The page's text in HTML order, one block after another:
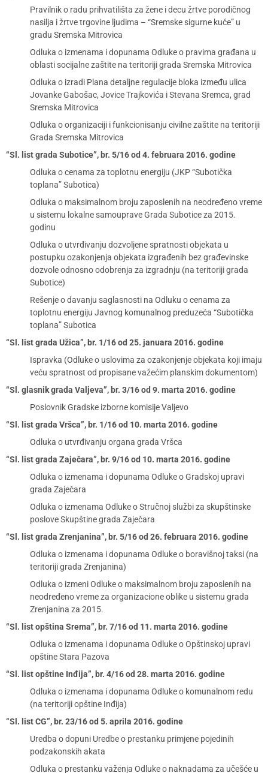
Pravilnik o radu prihvatilišta za žene i decu žrtve porodičnog
nasilja i žrtve trgovine ljudima – “Sremske sigurne kuće” u
gradu Sremska Mitrovica
Odluka o izmenama i dopunama Odluke o pravima građana u
oblasti socijalne zaštite na teritoriji grada Sremska Mitrovica
Odluka o izradi Plana detaljne regulacije bloka između ulica
Jovanke Gabošac, Jovice Trajkovića i Stevana Sremca, grad
Sremska Mitrovica
Odluka o organizaciji i funkcionisanju civilne zaštite na teritoriji
Grada Sremska Mitrovica
“Sl. list grada Subotice”, br. 5/16 od 4. februara 2016. godine
Odluka o cenama za toplotnu energiju (JKP “Subotička
toplana” Subotica)
Odluka o maksimalnom broju zaposlenih na neodređeno vreme
u sistemu lokalne samouprave Grada Subotice za 2015.
godinu
Odluka o utvrđivanju dozvoljene spratnosti objekata u
postupku ozakonjenja objekata izgrađenih bez građevinske
dozvole odnosno odobrenja za izgradnju (na teritoriji grada
Subotice)
Rešenje o davanju saglasnosti na Odluku o cenama za
toplotnu energiju Javnog komunalnog preduzeća “Subotička
toplana” Subotica
“Sl. list grada Užica”, br. 1/16 od 25. januara 2016. godine
Ispravka (Odluke o uslovima za ozakonjenje objekata koji imaju
veću spratnost od propisane važećim planskim dokumentom)
“Sl. glasnik grada Valjeva”, br. 3/16 od 9. marta 2016. godine
Poslovnik Gradske izborne komisije Valjevo
“Sl. list grada Vršca”, br. 1/16 od 10. marta 2016. godine
Odluka o utvrđivanju organa grada Vršca
“Sl. list grada Zaječara”, br. 9/16 od 10. marta 2016. godine
Odluka o izmenama i dopunama Odluke o Gradskoj upravi
grada Zaječara
Odluka o izmenama Odluke o Stručnoj službi za skupštinske
poslove Skupštine grada Zaječara
“Sl. list grada Zrenjanina”, br. 5/16 od 26. februara 2016. godine
Odluka o izmenama i dopunama Odluke o boravišnoj taksi (na
teritoriji grada Zrenjanina)
Odluka o izmeni Odluke o maksimalnom broju zaposlenih na
neodređeno vreme za organizacione oblike u sistemu grada
Zrenjanina za 2015.
“Sl. list opština Srema”, br. 7/16 od 11. marta 2016. godine
Odluka o izmenama i dopunama Odluke o Opštinskoj upravi
opštine Stara Pazova
“Sl. list opštine Inđija”, br. 4/16 od 28. marta 2016. godine
Odluka o izmenama i dopunama Odluke o komunalnom redu
(na teritoriji opštine Inđija)
“Sl. list CG”, br. 23/16 od 5. aprila 2016. godine
Uredba o dopuni Uredbe o prestanku primjene pojedinih
podzakonskih akata
Odluka o prestanku važenja Odluke o naknadama za učešće u